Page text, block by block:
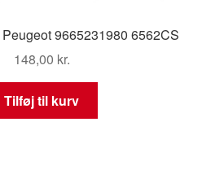
9665231980 6562CS
148,00 kr.
Tilføj til kurv